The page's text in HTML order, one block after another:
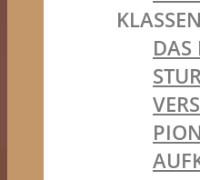
KLASSEN
DAS